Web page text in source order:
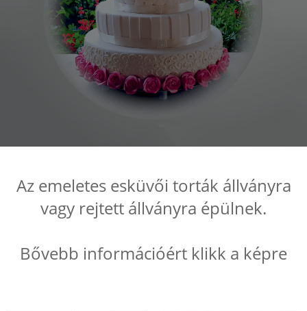
Az emeletes esküvői torták állványra
vagy rejtett állványra épülnek.
Bővebb információért klikk a képre